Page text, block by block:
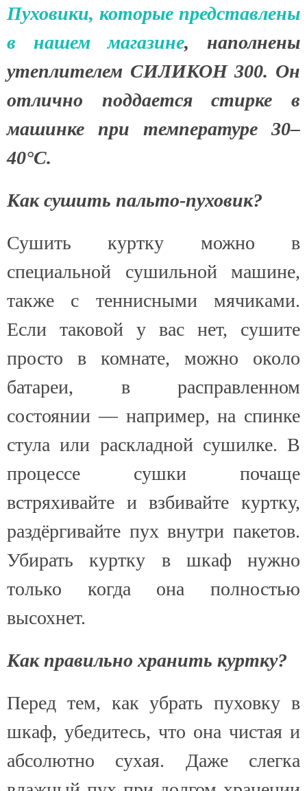
Пуховики, которые представлены
в нашем магазине, наполнены
утеплителем СИЛИКОН 300. Он
отлично поддается стирке в
машинке при температуре 30–
40°C.
Как сушить пальто-пуховик?
Сушить куртку можно в
специальной сушильной машине,
также с теннисными мячиками.
Если таковой у вас нет, сушите
просто в комнате, можно около
батареи, в расправленном
состоянии — например, на спинке
стула или раскладной сушилке. В
процессе сушки почаще
встряхивайте и взбивайте куртку,
раздёргивайте пух внутри пакетов.
Убирать куртку в шкаф нужно
только когда она полностью
высохнет.
Как правильно хранить куртку?
Перед тем, как убрать пуховку в
шкаф, убедитесь, что она чистая и
абсолютно сухая. Даже слегка